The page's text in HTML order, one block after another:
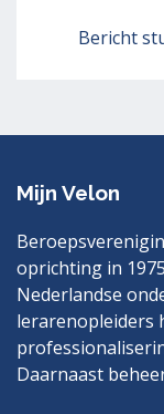
Bericht
Mijn Velon
oprichting in
Nederlandse
lerarenopleiders
Daarnaast